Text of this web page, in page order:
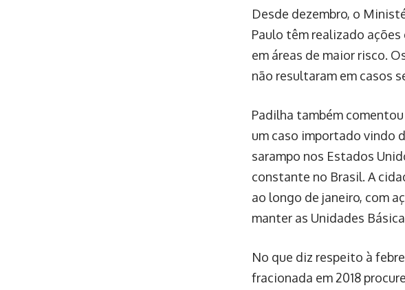
Desde dezembro, o
Paulo têm realizado
em áreas de maior risco.
não resultaram em casos
Padilha também
um caso importado vindo
sarampo nos Estados
constante no Brasil. A
ao longo de janeiro, com
manter as Unidades
No que diz respeito à
fracionada em 2018